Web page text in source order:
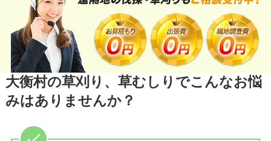
大衡村の草刈り、草むしりでこんなお悩
みはありませんか？